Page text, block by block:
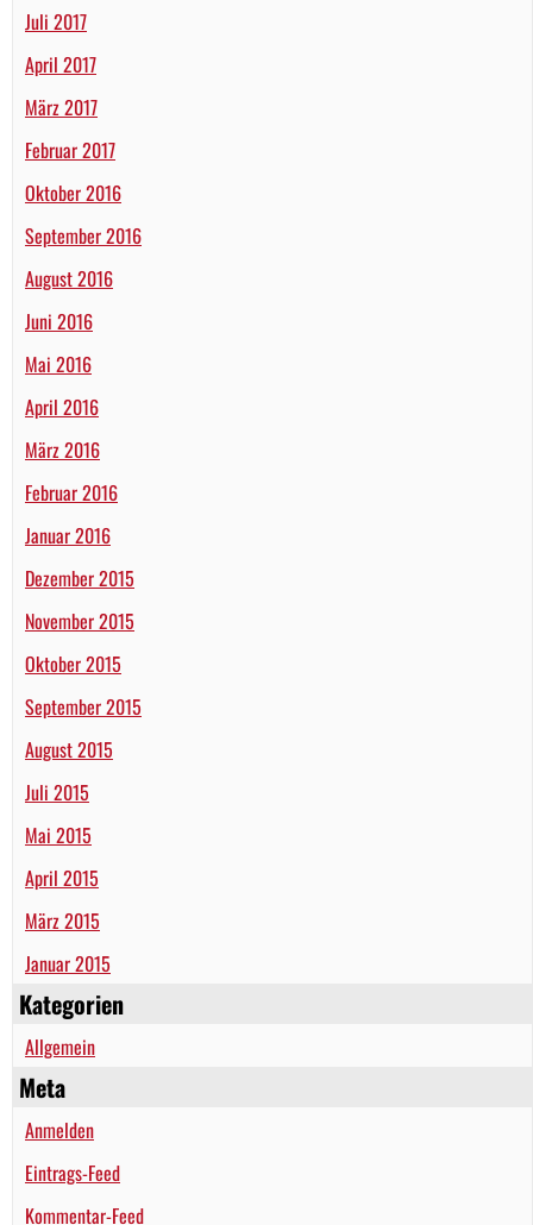
Juli 2017
April 2017
März 2017
Februar 2017
Oktober 2016
September 2016
August 2016
Juni 2016
Mai 2016
April 2016
März 2016
Februar 2016
Januar 2016
Dezember 2015
November 2015
Oktober 2015
September 2015
August 2015
Juli 2015
Mai 2015
April 2015
März 2015
Januar 2015
Kategorien
Allgemein
Meta
Anmelden
Eintrags-Feed
Kommentar-Feed